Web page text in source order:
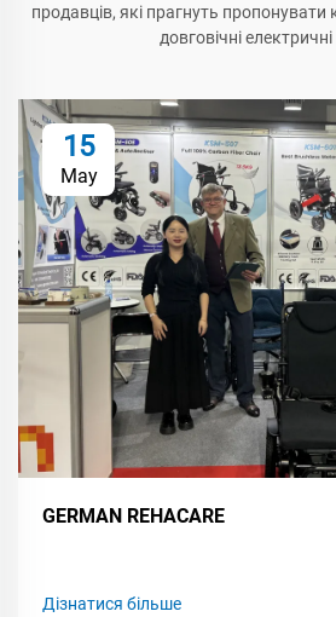
продавців, які прагнуть пропонувати
довговічні електричні
15
May
GERMAN REHACARE
Дізнатися більше